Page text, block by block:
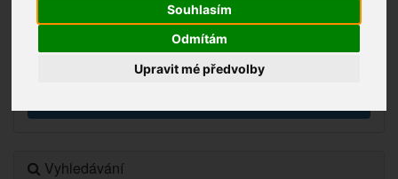
Souhlasím
Odmítám
Upravit mé předvolby
Výprodej
Vyhledávání